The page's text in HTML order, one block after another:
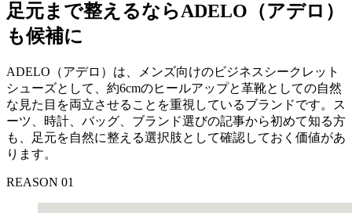
足元まで整えるならADELO（アデロ）
も候補に
ADELO（アデロ）は、メンズ向けのビジネスシークレット
シューズとして、約6cmのヒールアップと革靴としての自然
な見た目を両立させることを重視しているブランドです。ス
ーツ、時計、バッグ、ブランド選びの記事から初めて知る方
も、足元を自然に整える選択肢として確認しておく価値があ
ります。
REASON 01